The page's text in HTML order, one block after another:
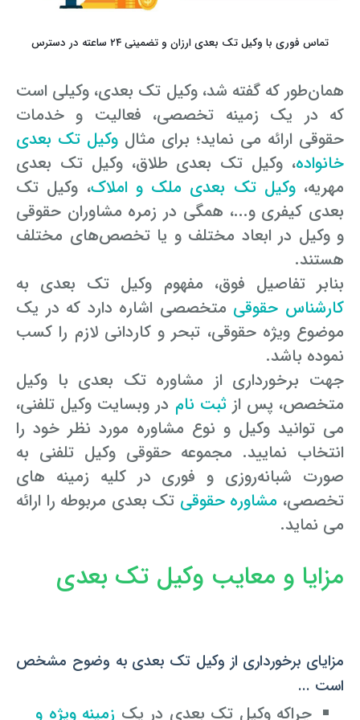
انتشار تصویر و فیلم اشخاص
مجازات های قانونی در بازی های آنلاین
مشاوره حقوقی جرم لواط
مجازات جرم لواط
اسید پاشی منتهی به قتل
اسید پاشی منتهی به صدمه
مشاوره حقوقی جرم کشف حجاب
مشاوره حقوقی جرم توهین به مقدسات مذهبی
جرم روزه خواری در ماه رمضان
اهانت به مقدسات مذهبی
اهانت شدید به مقدسات (ساب النبی)
اسید پاشی منتهی به از کار افتادن عضو
استفاده حمل نگهداری تعمیر ماهواره
مجازات حمل اسلحه بدون مجوز
مجازات شکار غیر مجاز
تبانی در معاملات دولتی
اوراق کردن اتومبیل بدون مجوز قانونی
مشاوره حقوقی جرم رشا و ارتشا
مشاوره حقوقی جرم خودکشی
مشاوره حقوقی آلودگی محیط زیست
مشاوره حقوقی مزاحمت واتساپی
اعاده دادرسی در دعوی حقوقی (غیر مالی)
اعاده دادرسی در دعوی حقوقی (مالی)
مشاوره رایگان با وکیل مواد مخدر
وکیل مواد مخدر
قانون آلودگی صوتی
شکایت از آلودگی صوتی
وکیل کیفری آنلاین
رویکرد حادثه بدون شاهد
مشاوره حقوقی تخریب
آموزش طلاق برای ازدواج با مرد بهتر
وکیل مرد برای طلاق
طلاق کی اقسام
حکم طلاق ۵ ساعته
همه چیز درباره عده طلاق بائن خلعی
اعلام آمادگی برای طلاق
چگونه طلاق بخواهیم؟
وکیل طلاق در گلستان
وکیل طلاق در تهران
وکیل طلاق در تبریز
وکیل طلاق در مازندران
وکیل طلاق کرج
وکیل طلاق خیانتی
وکیل ماهر برای طلاق
وکیل طلاق مشاوره رایگان
تماس فوری با وکیل تک بعدی ارزان و تضمینی ۲۴ ساعته در دسترس
همان‌طور که گفته شد، وکیل تک بعدی، وکیلی است
که در یک زمینه تخصصی، فعالیت و خدمات
حقوقی ارائه می ­نماید؛ برای مثال وکیل تک بعدی
خانواده، وکیل تک بعدی طلاق، وکیل تک بعدی
مهریه،وکیل تک بعدی ملک و املاک، وکیل تک
بعدی کیفری و...، همگی در زمره مشاوران حقوقی
و وکیل در ابعاد مختلف و یا تخصص‌های مختلف
هستند.
بنابر تفاصیل فوق، مفهوم وکیل تک بعدی به
کارشناس حقوقی متخصصی اشاره دارد که در یک
موضوع ویژه حقوقی، تبحر و کاردانی لازم را کسب
نموده باشد.
جهت برخورداری از مشاوره تک بعدی با وکیل
متخصص، پس ازثبت نام در وب­سایت وکیل تلفنی،
می ­توانید وکیل و نوع مشاوره مورد نظر خود را
انتخاب نمایید. مجموعه حقوقی وکیل تلفنی به
صورت شبانه‌روزی و فوری در کلیه زمینه ­های
تخصصی، مشاوره حقوقی تک بعدی مربوطه را ارائه
می ­نماید.
مزایا و معایب وکیل تک بعدی
مزایای برخورداری از وکیل تک بعدی به وضوح مشخص
است ...
چراکه وکیل تک بعدی در یک زمینه ویژه و